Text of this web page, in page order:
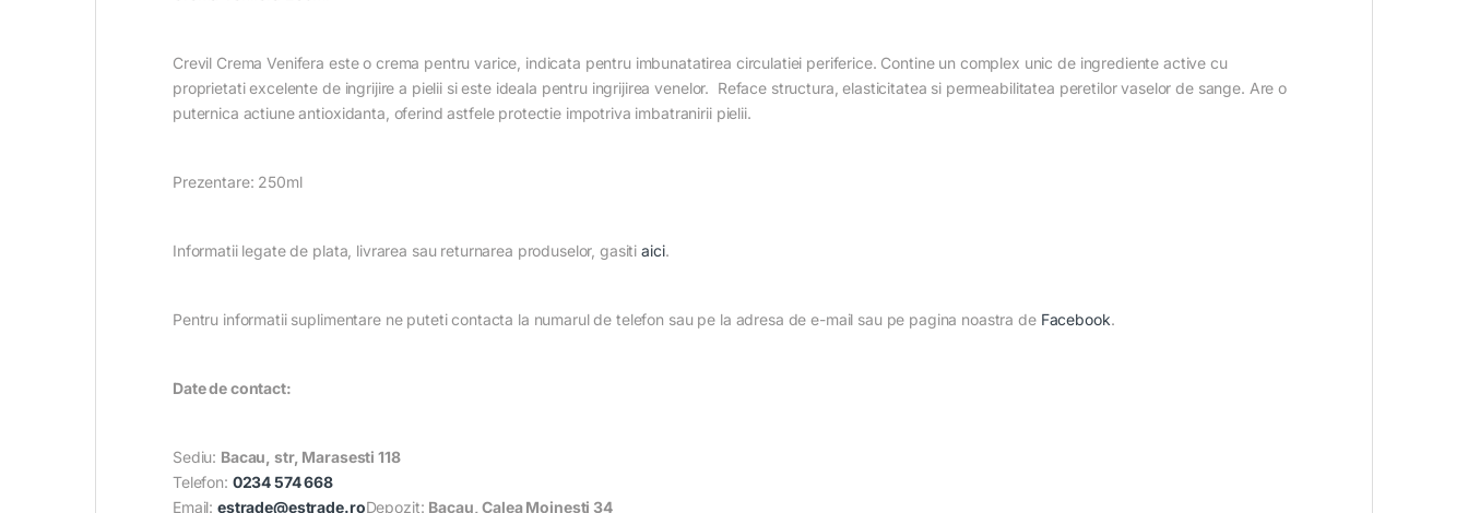
Crevil Crema Venifera este o crema pentru varice, indicata pentru imbunatatirea circulatiei periferice. Contine un complex unic de ingrediente active cu
proprietati excelente de ingrijire a pielii si este ideala pentru ingrijirea venelor. Reface structura, elasticitatea si permeabilitatea peretilor vaselor de sange. Are o
puternica actiune antioxidanta, oferind astfele protectie impotriva imbatranirii pielii.
Prezentare: 250ml
Informatii legate de plata, livrarea sau returnarea produselor, gasitiaici.
Pentru informatii suplimentare ne puteti contacta la numarul de telefon sau pe la adresa de e-mail sau pe pagina noastra de Facebook.
Date de contact:
Sediu: Bacau, str, Marasesti 118
Telefon: 0234 574 668
Email:estrade@estrade.roDepozit: Bacau, Calea Moinesti 34